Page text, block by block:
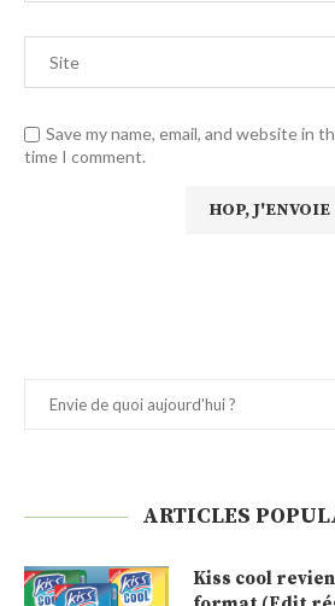
Save my name, email, and website in
time I comment.
ARTICLES
Kiss cool